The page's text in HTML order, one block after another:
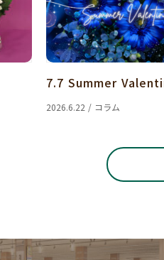
7.7 Summer
2026.6.22 / コラム